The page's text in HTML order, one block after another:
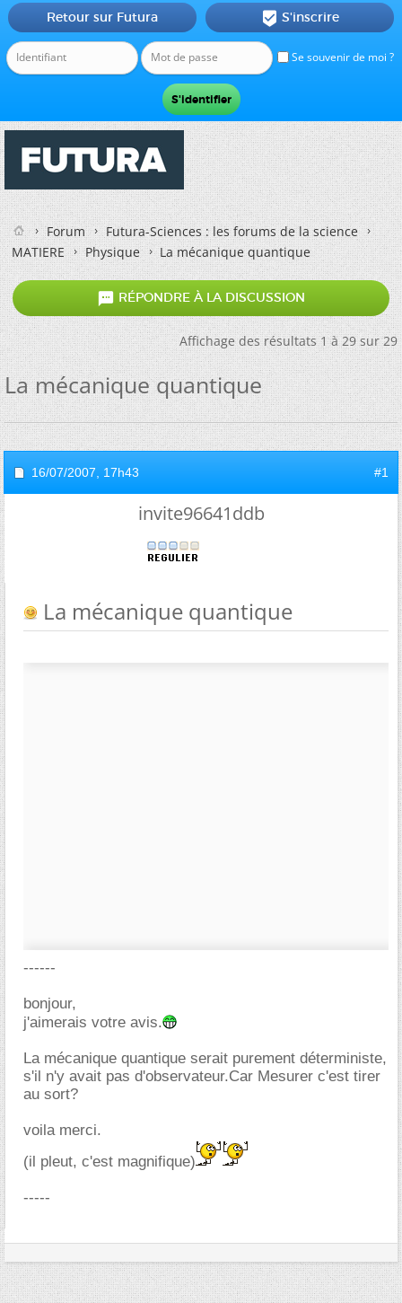
Se souvenir de moi ?
Retour sur Futura  S'inscrire
Forum
Futura-Sciences : les forums de la science
MATIERE
Physique La mécanique quantique
 RÉPONDRE À LA DISCUSSION
Affichage des résultats 1 à 29 sur 29
La mécanique quantique
16/07/2007, 17h43 #1
invite96641ddb
La mécanique quantique
------
bonjour,
j'aimerais votre avis.
La mécanique quantique serait purement déterministe,
s'il n'y avait pas d'observateur.Car Mesurer c'est tirer
au sort?
voila merci.
(il pleut, c'est magnifique)
-----